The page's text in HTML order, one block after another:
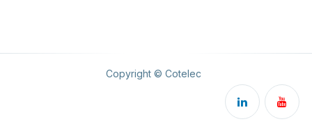
Copyright © Cotelec